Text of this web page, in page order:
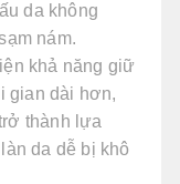
da không
nám.
khả năng giữ
gian dài hơn,
thành lựa
da dễ bị khô